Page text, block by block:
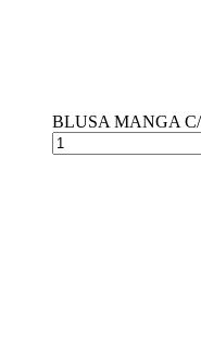
BLUSA MANGA C/